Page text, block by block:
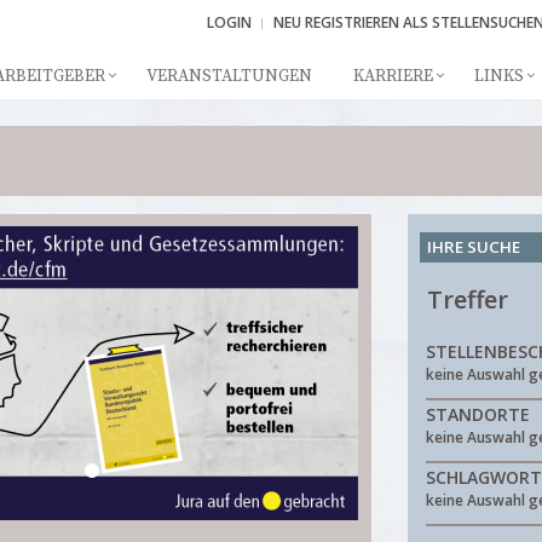
LOGIN NEU REGISTRIEREN ALS
VERANSTALTUNGEN KARRIERE LINKS
IHRE SUCHE
Treffer
keine Auswahl
STANDORTE
keine Auswahl
keine Auswahl